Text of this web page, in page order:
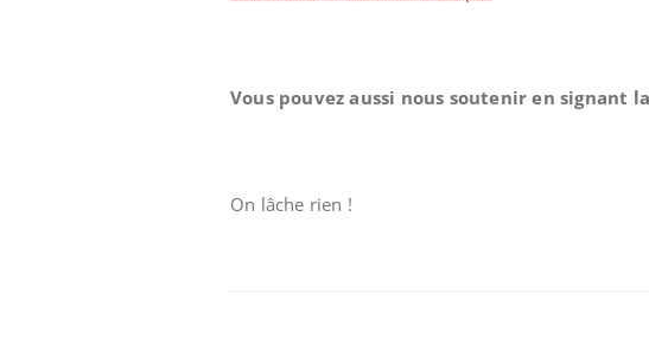
Vous pouvez aussi nous soutenir en signant
On lâche rien !